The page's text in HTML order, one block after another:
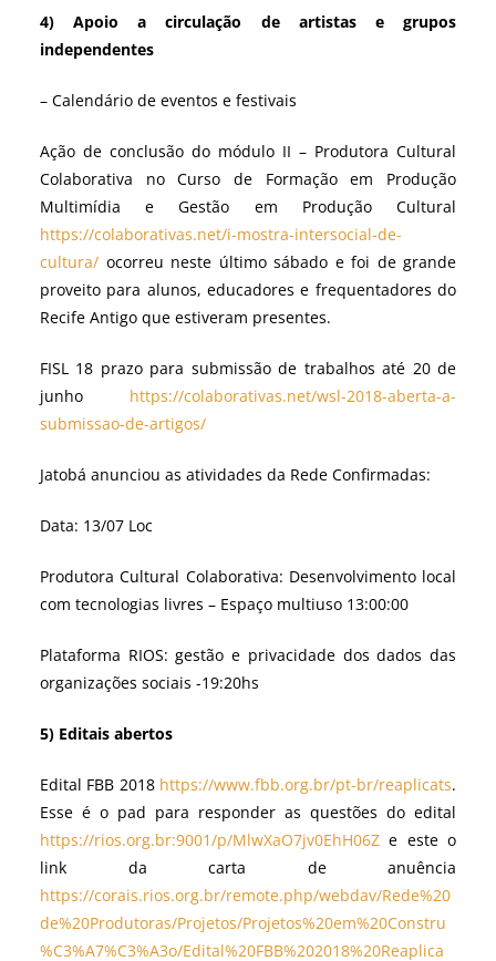
4) Apoio a circulação de artistas e grupos
independentes
– Calendário de eventos e festivais
Ação de conclusão do módulo II – Produtora Cultural
Colaborativa no Curso de Formação em Produção
Multimídia e Gestão em Produção Cultural
https://colaborativas.net/i-mostra-intersocial-de-
cultura/ ocorreu neste último sábado e foi de grande
proveito para alunos, educadores e frequentadores do
Recife Antigo que estiveram presentes.
FISL 18 prazo para submissão de trabalhos até 20 de
junho https://colaborativas.net/wsl-2018-aberta-a-
submissao-de-artigos/
Jatobá anunciou as atividades da Rede Confirmadas:
Data: 13/07 Loc
Produtora Cultural Colaborativa: Desenvolvimento local
com tecnologias livres – Espaço multiuso 13:00:00
Plataforma RIOS: gestão e privacidade dos dados das
organizações sociais -19:20hs
5) Editais abertos
Edital FBB 2018 https://www.fbb.org.br/pt-br/reaplicats.
Esse é o pad para responder as questões do edital
https://rios.org.br:9001/p/MlwXaO7jv0EhH06Z e este o
link da carta de anuência
https://corais.rios.org.br/remote.php/webdav/Rede%20
de%20Produtoras/Projetos/Projetos%20em%20Constru
%C3%A7%C3%A3o/Edital%20FBB%202018%20Reaplica